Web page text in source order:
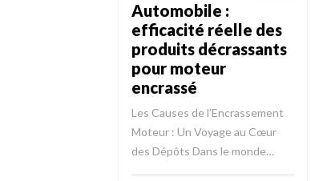
Automobile :
efficacité réelle des
produits décrassants
pour moteur
encrassé
Les Causes de l’Encrassement
Moteur : Un Voyage au Cœur
des Dépôts Dans le monde…